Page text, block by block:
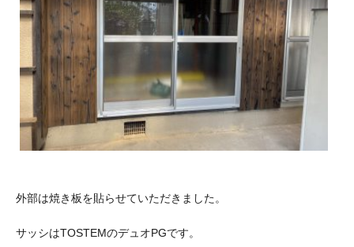
外部は焼き板を貼らせていただきました。
サッシはTOSTEMのデュオPGです。